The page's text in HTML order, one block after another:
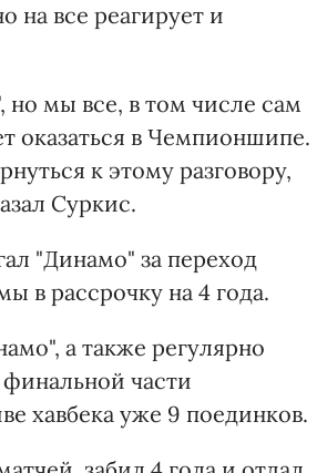
на все реагирует и
но мы все, в том числе сам
оказаться в Чемпионшипе.
к этому разговору,
Суркис.
"Динамо" за переход
в рассрочку на 4 года.
а также регулярно
части
хавбека уже 9 поединков.